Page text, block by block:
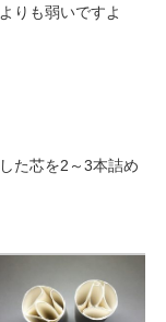
りも弱いですよ
た芯を2～3本詰め